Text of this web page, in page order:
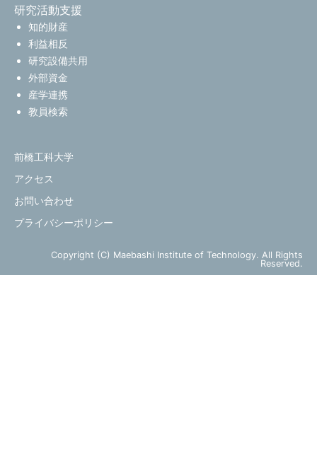
研究活動支援
知的財産
利益相反
研究設備共用
外部資金
産学連携
教員検索
前橋工科大学
アクセス
お問い合わせ
プライバシーポリシー
Copyright (C) Maebashi Institute of Technology. All Rights
Reserved.